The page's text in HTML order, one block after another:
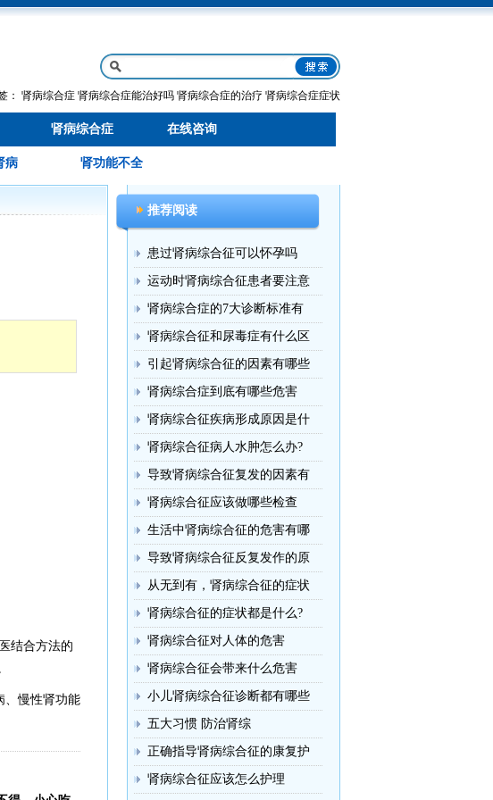
： 肾病综合症 肾病综合症能治好吗 肾病综合症的治疗 肾病综合症症状
肾病综合症 在线咨询
病 肾功能不全
结合方法的
、慢性肾功能
推荐阅读
患过肾病综合征可以怀孕吗
运动时肾病综合征患者要注意
肾病综合症的7大诊断标准有
肾病综合征和尿毒症有什么区
引起肾病综合征的因素有哪些
肾病综合症到底有哪些危害
肾病综合征疾病形成原因是什
肾病综合征病人水肿怎么办?
导致肾病综合征复发的因素有
肾病综合征应该做哪些检查
生活中肾病综合征的危害有哪
导致肾病综合征反复发作的原
从无到有，肾病综合征的症状
肾病综合征的症状都是什么?
肾病综合征对人体的危害
肾病综合征会带来什么危害
小儿肾病综合征诊断都有哪些
五大习惯 防治肾综
正确指导肾病综合征的康复护
肾病综合征应该怎么护理